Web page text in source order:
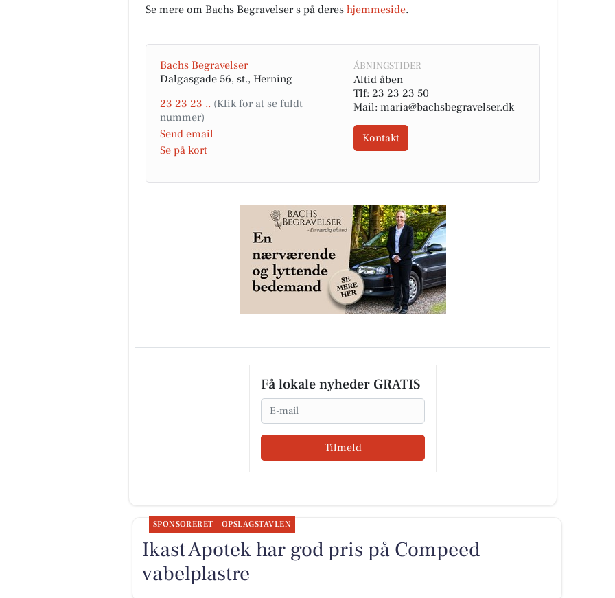
Se mere om Bachs Begravelser s på deres hjemmeside.
Bachs Begravelser
Dalgasgade 56, st., Herning
23 23 23 ..
Send email
Se på kort
ÅBNINGSTIDER
Altid åben
Tlf: 23 23 23 50
Mail: maria@bachsbegravelser.dk
Kontakt
Få lokale nyheder GRATIS
Email
Tilmeld
SPONSORERET OPSLAGSTAVLEN
Ikast Apotek har god pris på Compeed
vabelplastre